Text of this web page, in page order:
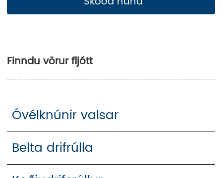
Finndu vörur fljótt
Óvélknúnir valsar
Belta drifrúlla